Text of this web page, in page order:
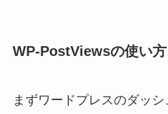
WP-PostViewsの使い方
まずワードプレスのダッ